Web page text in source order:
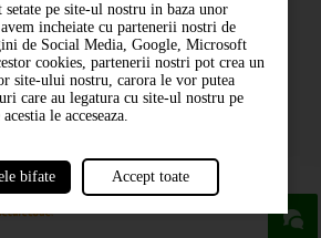
ABONARE
setate pe site-ul nostru in baza unor
incheiate cu partenerii nostri de
de Social Media, Google, Microsoft
cookies, partenerii nostri pot crea un
site-ului nostru, carora le vor putea
care au legatura cu site-ul nostru pe
le acceseaza.
bifate Accept toate